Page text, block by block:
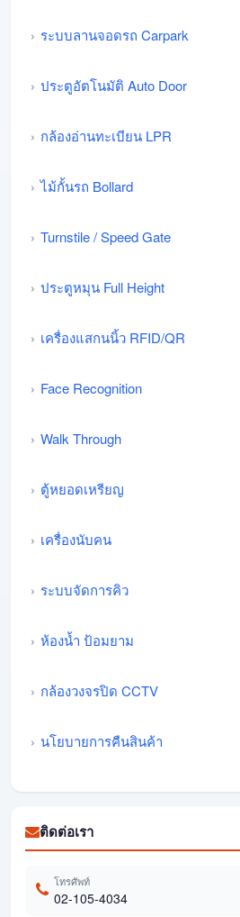
ระบบลานจอดรถ Carpark
ประตูอัตโนมัติ Auto Door
กล้องอ่านทะเบียน LPR
ไม้กั้นรถ Bollard
Turnstile / Speed Gate
ประตูหมุน Full Height
เครื่องแสกนนิ้ว RFID/QR
Face Recognition
Walk Through
ตู้หยอดเหรียญ
เครื่องนับคน
ระบบจัดการคิว
ห้องน้ำ ป้อมยาม
กล้องวงจรปิด CCTV
นโยบายการคืนสินค้า
ติดต่อเรา
โทรศัพท์
02-105-4034